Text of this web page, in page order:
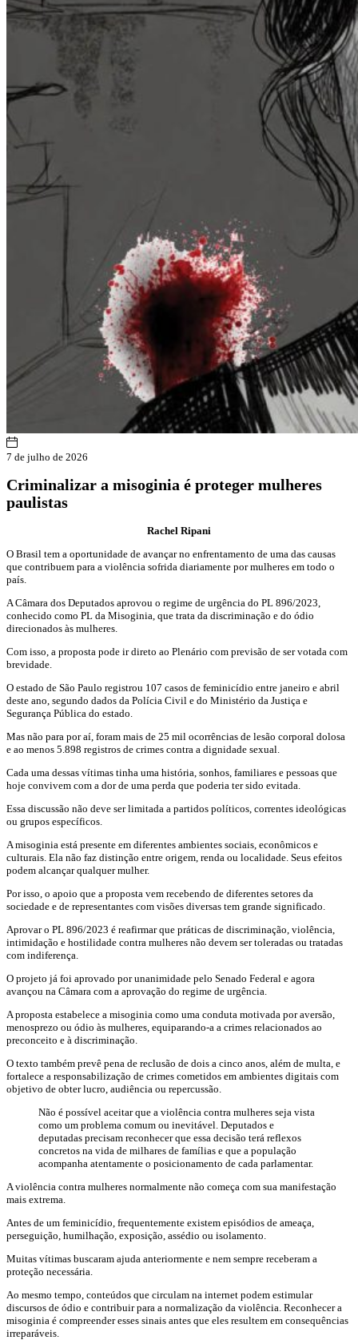
7 de julho de 2026
Criminalizar a misoginia é proteger mulheres
paulistas
Rachel Ripani
O Brasil tem a oportunidade de avançar no enfrentamento de uma das causas
que contribuem para a violência sofrida diariamente por mulheres em todo o
país.
A Câmara dos Deputados aprovou o regime de urgência do PL 896/2023,
conhecido como PL da Misoginia, que trata da discriminação e do ódio
direcionados às mulheres.
Com isso, a proposta pode ir direto ao Plenário com previsão de ser votada com
brevidade.
O estado de São Paulo registrou 107 casos de feminicídio entre janeiro e abril
deste ano, segundo dados da Polícia Civil e do Ministério da Justiça e
Segurança Pública do estado.
Mas não para por aí, foram mais de 25 mil ocorrências de lesão corporal dolosa
e ao menos 5.898 registros de crimes contra a dignidade sexual.
Cada uma dessas vítimas tinha uma história, sonhos, familiares e pessoas que
hoje convivem com a dor de uma perda que poderia ter sido evitada.
Essa discussão não deve ser limitada a partidos políticos, correntes ideológicas
ou grupos específicos.
A misoginia está presente em diferentes ambientes sociais, econômicos e
culturais. Ela não faz distinção entre origem, renda ou localidade. Seus efeitos
podem alcançar qualquer mulher.
Por isso, o apoio que a proposta vem recebendo de diferentes setores da
sociedade e de representantes com visões diversas tem grande significado.
Aprovar o PL 896/2023 é reafirmar que práticas de discriminação, violência,
intimidação e hostilidade contra mulheres não devem ser toleradas ou tratadas
com indiferença.
O projeto já foi aprovado por unanimidade pelo Senado Federal e agora
avançou na Câmara com a aprovação do regime de urgência.
A proposta estabelece a misoginia como uma conduta motivada por aversão,
menosprezo ou ódio às mulheres, equiparando-a a crimes relacionados ao
preconceito e à discriminação.
O texto também prevê pena de reclusão de dois a cinco anos, além de multa, e
fortalece a responsabilização de crimes cometidos em ambientes digitais com
objetivo de obter lucro, audiência ou repercussão.
Não é possível aceitar que a violência contra mulheres seja vista
como um problema comum ou inevitável. Deputados e
deputadas precisam reconhecer que essa decisão terá reflexos
concretos na vida de milhares de famílias e que a população
acompanha atentamente o posicionamento de cada parlamentar.
A violência contra mulheres normalmente não começa com sua manifestação
mais extrema.
Antes de um feminicídio, frequentemente existem episódios de ameaça,
perseguição, humilhação, exposição, assédio ou isolamento.
Muitas vítimas buscaram ajuda anteriormente e nem sempre receberam a
proteção necessária.
Ao mesmo tempo, conteúdos que circulam na internet podem estimular
discursos de ódio e contribuir para a normalização da violência. Reconhecer a
misoginia é compreender esses sinais antes que eles resultem em consequências
irreparáveis.